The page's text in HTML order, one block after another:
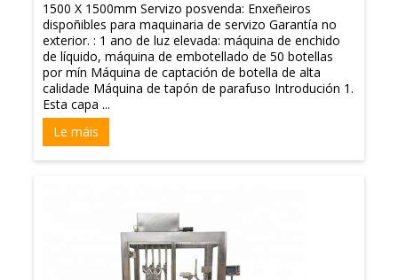
1500 X 1500mm Servizo posvenda: Enxeñeiros
dispoñibles para maquinaria de servizo Garantía no
exterior. : 1 ano de luz elevada: máquina de enchido
de líquido, máquina de embotellado de 50 botellas
por mín Máquina de captación de botella de alta
calidade Máquina de tapón de parafuso Introdución 1.
Esta capa ...
Le máis